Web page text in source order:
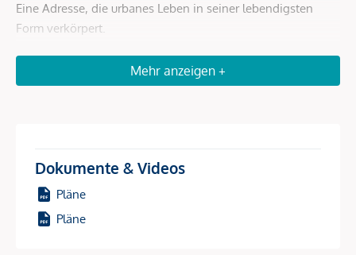
Eine Adresse, die urbanes Leben in seiner lebendigsten
Form verkörpert.
Der Standort lässt aufgrund seiner Lage am berühmten und
beliebten Naschmarkt keine Wünsche offen – sowohl
Ein gemütlicher Spaziergang in den 1. Bezirk eröffnet
weitere Freizeitangebote oder einen kurzen Arbeitsweg in
Mehr anzeigen +
Dokumente & Videos
Pläne
Pläne